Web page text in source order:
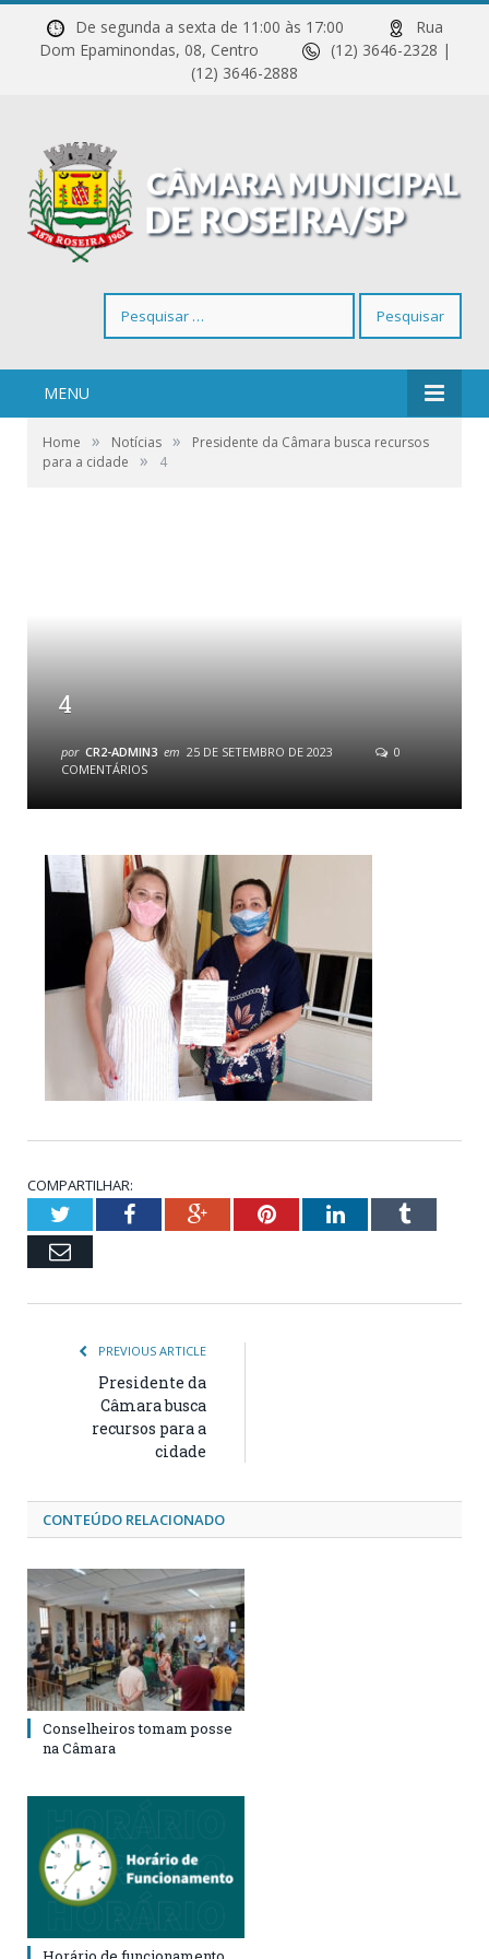
De segunda a sexta de 11:00 às 17:00
Rua
Dom Epaminondas, 08, Centro
(12) 3646-2328 |
(12) 3646-2888
por:
MENU
Home » Notícias »
Presidente da Câmara busca recursos
para a cidade
» 4
4
por CR2-ADMIN3 em 25 DE SETEMBRO DE 2023
0
COMENTÁRIOS
COMPARTILHAR:
TwitterFacebookGoogle+PinterestLinkedInTumblr
Email
PREVIOUS ARTICLE
Presidente da
Câmara busca
recursos para a
cidade
CONTEÚDO RELACIONADO
Conselheiros tomam posse
na Câmara